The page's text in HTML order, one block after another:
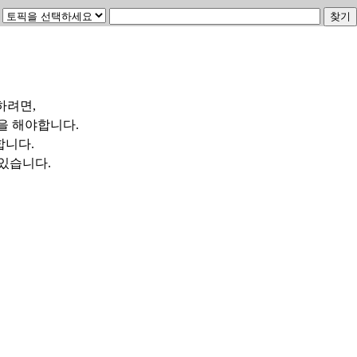
려면,
해야합니다.
니다.
습니다.